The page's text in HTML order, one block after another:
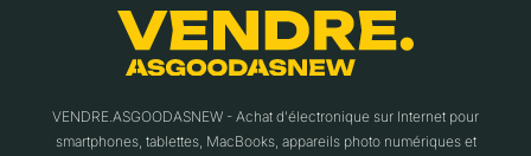
VENDRE.ASGOODASNEW - Achat d'électronique sur Internet pour
smartphones, tablettes, MacBooks, appareils photo numériques et